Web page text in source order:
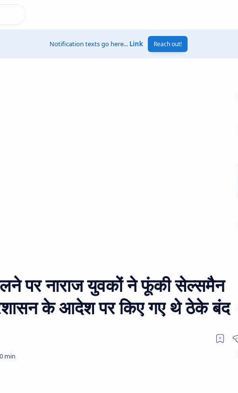
Notification texts go here... Link Reach out!
पर नाराज युवकों ने फूंकी सेल्समैन
के आदेश पर किए गए थे ठेके बंद